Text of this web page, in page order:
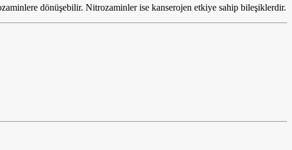
dönüşebilir. Nitrozaminler ise kanserojen etkiye sahip bileşiklerdir.